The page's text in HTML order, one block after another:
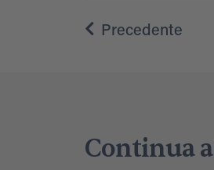
Precedente
Continua